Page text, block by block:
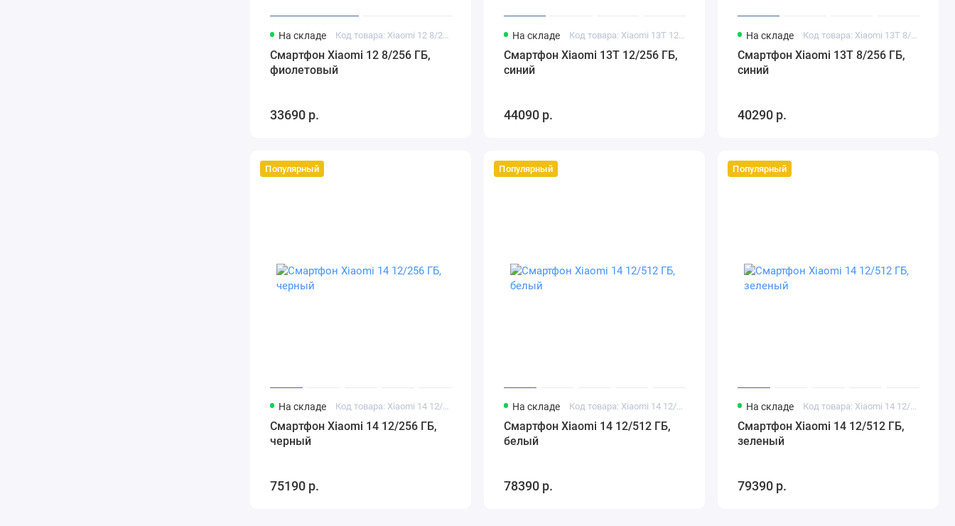
На складе
Смартфон Xiaomi 12 8/256 ГБ,
фиолетовый
33690 р.
На складе
Смартфон Xiaomi 13T 12/256 ГБ,
синий
44090 р.
На складе
Смартфон Xiaomi 13T 8/256 ГБ,
синий
40290 р.
Популярный
На складе
Смартфон Xiaomi 14 12/256 ГБ,
черный
75190 р.
Популярный
На складе
Смартфон Xiaomi 14 12/512 ГБ,
белый
78390 р.
Популярный
На складе
Смартфон Xiaomi 14 12/512 ГБ,
зеленый
79390 р.